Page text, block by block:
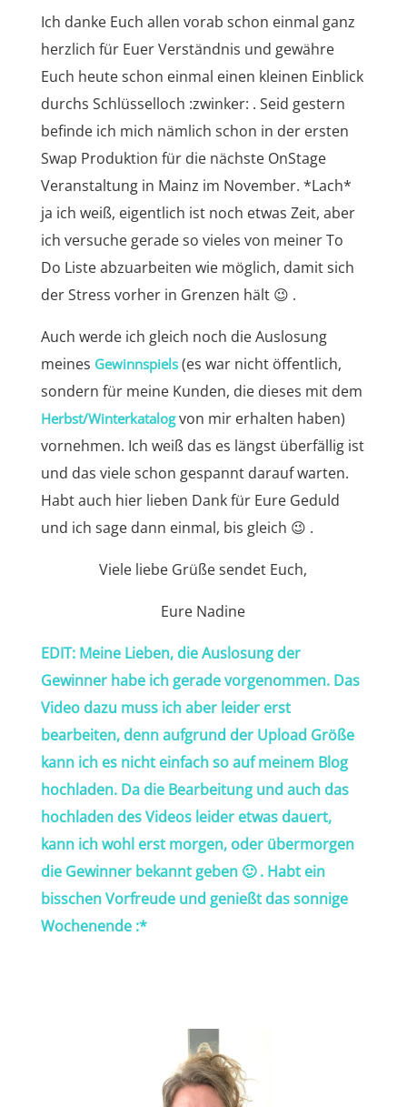
Ich danke Euch allen vorab schon einmal ganz
herzlich für Euer Verständnis und gewähre
Euch heute schon einmal einen kleinen Einblick
durchs Schlüsselloch :zwinker: . Seid gestern
befinde ich mich nämlich schon in der ersten
Swap Produktion für die nächste OnStage
Veranstaltung in Mainz im November. *Lach*
ja ich weiß, eigentlich ist noch etwas Zeit, aber
ich versuche gerade so vieles von meiner To
Do Liste abzuarbeiten wie möglich, damit sich
der Stress vorher in Grenzen hält 😉 .
Auch werde ich gleich noch die Auslosung
meines Gewinnspiels(es war nicht öffentlich,
sondern für meine Kunden, die dieses mit dem
Herbst/Winterkatalogvon mir erhalten haben)
vornehmen. Ich weiß das es längst überfällig ist
und das viele schon gespannt darauf warten.
Habt auch hier lieben Dank für Eure Geduld
und ich sage dann einmal, bis gleich 😉 .
Viele liebe Grüße sendet Euch,
Eure Nadine
EDIT: Meine Lieben, die Auslosung der
Gewinner habe ich gerade vorgenommen. Das
Video dazu muss ich aber leider erst
bearbeiten, denn aufgrund der Upload Größe
kann ich es nicht einfach so auf meinem Blog
hochladen. Da die Bearbeitung und auch das
hochladen des Videos leider etwas dauert,
kann ich wohl erst morgen, oder übermorgen
die Gewinner bekannt geben 🙂 . Habt ein
bisschen Vorfreude und genießt das sonnige
Wochenende :*